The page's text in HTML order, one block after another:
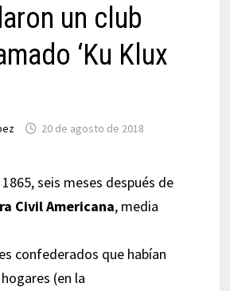
un club
‘Ku Klux
20 de agosto de 2018
seis meses después de
Civil Americana, media
confederados que habían
(en la